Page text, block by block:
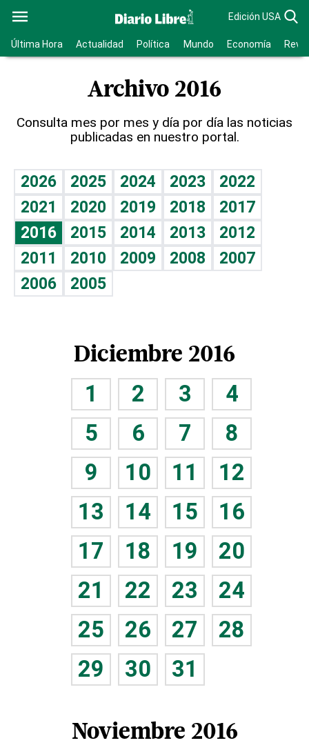
Edición USA
Última Hora Actualidad Política Mundo Economía
Archivo 2016
Consulta mes por mes y día por día las noticias
publicadas en nuestro portal.
2026 2025 2024 2023
2022
2021
2020 2019 2018
2017
2016
2015 2014 2013
2012
2011
2010 2009 2008
2007
2006
2005
Diciembre 2016
1 2 3
4
5
6 7
8
9
10 11
12
13
14 15
16
17
18 19
20
21
22 23
24
25
26 27
28
29
30 31
Noviembre 2016